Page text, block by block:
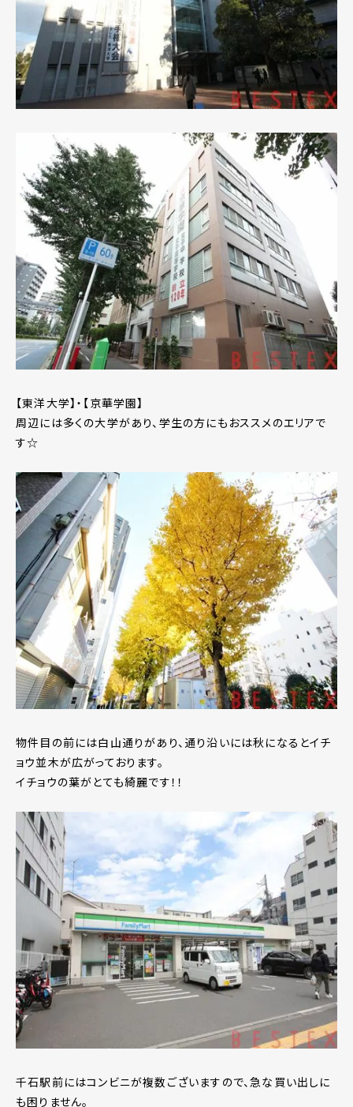
【東洋大学】・【京華学園】
周辺には多くの大学があり、学生の方にもおススメのエリアで
す☆
物件目の前には白山通りがあり、通り沿いには秋になるとイチ
ョウ並木が広がっております。
イチョウの葉がとても綺麗です！！
千石駅前にはコンビニが複数ございますので、急な買い出しに
も困りません。